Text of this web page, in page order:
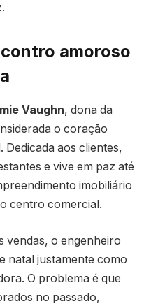
amoroso
Vaughn, dona da
o coração
aos clientes,
e vive em paz até
imobiliário
centro comercial.
vendas, o engenheiro
natal justamente como
O problema é que
no passado,